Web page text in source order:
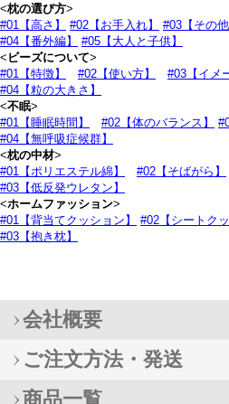
<枕の選び方>
#01【高さ】
#02【お手入れ】
#03【その他
#04【番外編】
#05【大人と子供】
< ビーズについて>
#01【特徴】
#02【使い方】
#03【イメ
#04【粒の大きさ】
<不眠>
#01【睡眠時間】
#02【体のバランス】
#04【無呼吸症候群】
<枕の中材>
#01【ポリエステル綿】
#02【そばがら】
#03【低反発ウレタン】
<ホームファッション>
#01【背当てクッション】
#02【シートクッ
#03【抱き枕】
会社概要
ご注文方法・発送
商品一覧